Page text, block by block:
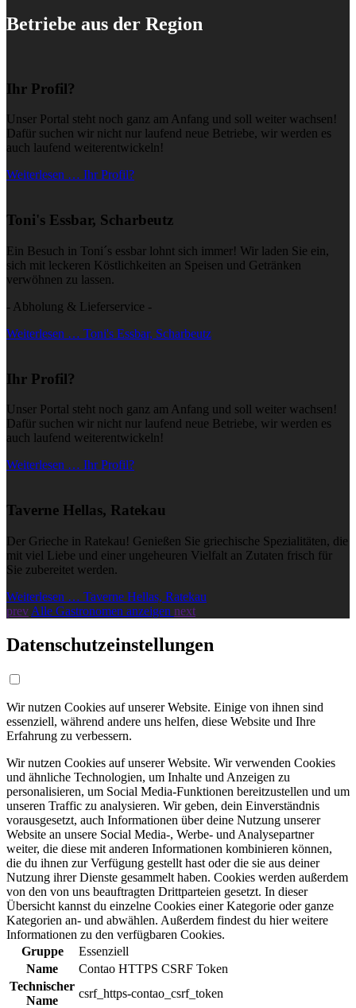
Betriebe aus der Region
Ihr Profil?
Unser Portal steht noch ganz am Anfang und soll weiter wachsen!
Dafür suchen wir nicht nur laufend neue Betriebe, wir werden es
auch laufend weiterentwickeln!
Weiterlesen … Ihr Profil?
Toni's Essbar, Scharbeutz
Ein Besuch in Toni´s essbar lohnt sich immer! Wir laden Sie ein,
sich mit leckeren Köstlichkeiten an Speisen und Getränken
verwöhnen zu lassen.
- Abholung & Lieferservice -
Weiterlesen … Toni's Essbar, Scharbeutz
Ihr Profil?
Unser Portal steht noch ganz am Anfang und soll weiter wachsen!
Dafür suchen wir nicht nur laufend neue Betriebe, wir werden es
auch laufend weiterentwickeln!
Weiterlesen … Ihr Profil?
Taverne Hellas, Ratekau
Der Grieche in Ratekau! Genießen Sie griechische Spezialitäten, die
mit viel Liebe und einer ungeheuren Vielfalt an Zutaten frisch für
Sie zubereitet werden.
Weiterlesen … Taverne Hellas, Ratekau
prev Alle Gastronomen anzeigen next
Datenschutzeinstellungen
Wir nutzen Cookies auf unserer Website. Einige von ihnen sind
essenziell, während andere uns helfen, diese Website und Ihre
Erfahrung zu verbessern.
Wir nutzen Cookies auf unserer Website. Wir verwenden Cookies
und ähnliche Technologien, um Inhalte und Anzeigen zu
personalisieren, um Social Media-Funktionen bereitzustellen und um
unseren Traffic zu analysieren. Wir geben, dein Einverständnis
vorausgesetzt, auch Informationen über deine Nutzung unserer
Website an unsere Social Media-, Werbe- und Analysepartner
weiter, die diese mit anderen Informationen kombinieren können,
die du ihnen zur Verfügung gestellt hast oder die sie aus deiner
Nutzung ihrer Dienste gesammelt haben. Cookies werden außerdem
von den von uns beauftragten Drittparteien gesetzt. In dieser
Übersicht kannst du einzelne Cookies einer Kategorie oder ganze
Kategorien an- und abwählen. Außerdem findest du hier weitere
Informationen zu den verfügbaren Cookies.
Gruppe
Essenziell
Name
Contao HTTPS CSRF Token
Technischer
Name
csrf_https-contao_csrf_token